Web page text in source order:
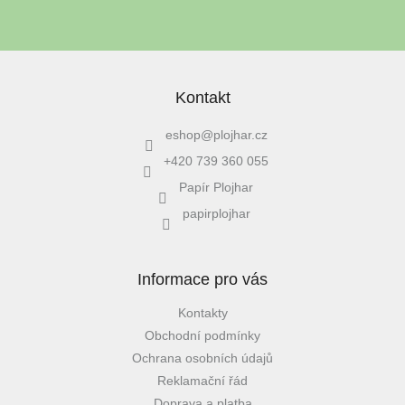
Kontakt
eshop@plojhar.cz
+420 739 360 055
Papír Plojhar
papirplojhar
Informace pro vás
Kontakty
Obchodní podmínky
Ochrana osobních údajů
Reklamační řád